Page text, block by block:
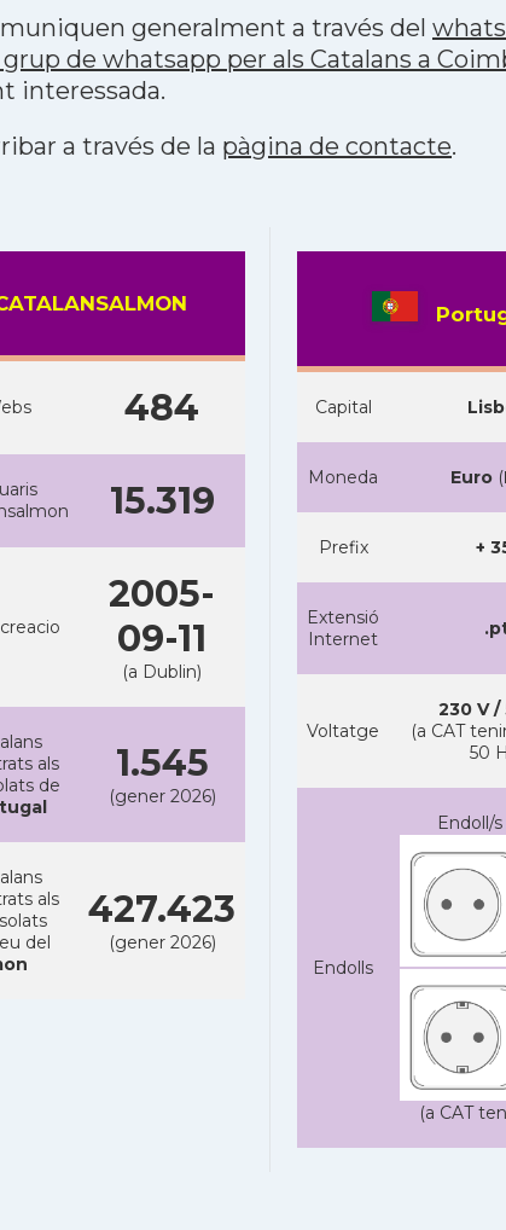
generalment a través del
de whatsapp per als Catalans a
interessada.
a través de la pàgina de contacte.
484
15.319
2005-
09-11
(a Dublin)
als
de
1.545
(gener 2026)
als
del
427.423
(gener 2026)
Capital
Moneda Euro(
Prefix +
Extensió
Internet
Voltatge
230 V /
(a CAT
50
Endolls
Endoll/s
(a CAT